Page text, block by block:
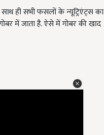
साथ ही सभी फसलों के न्यूट्रिएंट्स का
में जाता है. ऐसे में गोबर की खाद